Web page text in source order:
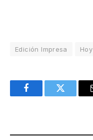
Edición Impresa Hoy
FacebookTwitter